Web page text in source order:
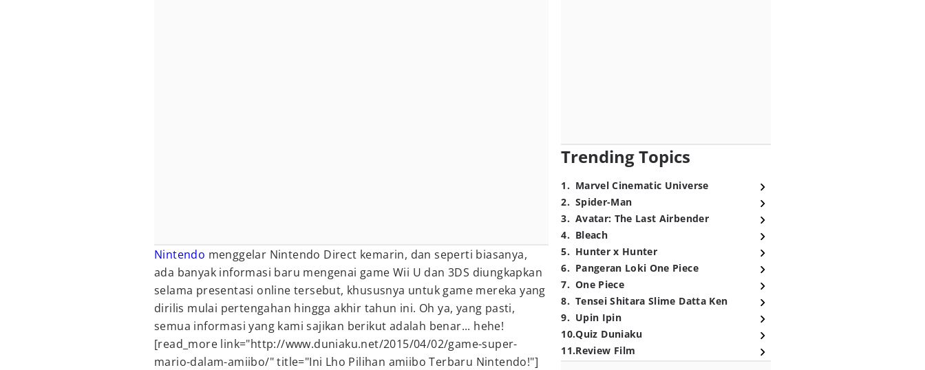
Nintendo menggelar Nintendo Direct kemarin, dan seperti biasanya,
ada banyak informasi baru mengenai game Wii U dan 3DS diungkapkan
selama presentasi online tersebut, khususnya untuk game mereka yang
dirilis mulai pertengahan hingga akhir tahun ini. Oh ya, yang pasti,
semua informasi yang kami sajikan berikut adalah benar... hehe!
[read_more link="http://www.duniaku.net/2015/04/02/game-super-
mario-dalam-amiibo/" title="Ini Lho Pilihan amiibo Terbaru Nintendo!"]
Trending Topics
1. Marvel Cinematic Universe
2. Spider-Man
3. Avatar: The Last Airbender
4. Bleach
5. Hunter x Hunter
6. Pangeran Loki One Piece
7. One Piece
8. Tensei Shitara Slime Datta Ken
9. Upin Ipin
10.Quiz Duniaku
11.Review Film